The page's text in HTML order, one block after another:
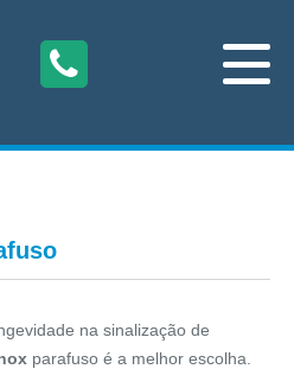
na sinalização de
parafuso é a melhor escolha.